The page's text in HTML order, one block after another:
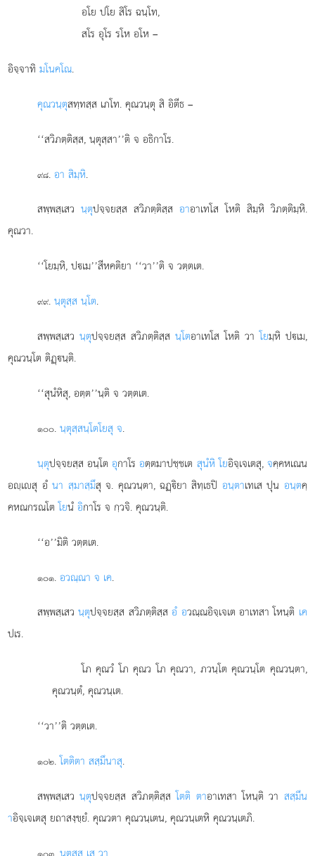
อโย ปโย สิโร ฉนฺโท,
สโร อุโร รโห อโห –
อิจฺจาทิมโนคโณ.
คุณวนฺตุสทฺทสฺส เภโท. คุณวนฺตุ สิ อิตีธ –
‘‘สวิภตฺติสฺส, นฺตุสฺสา’’ติ จ อธิกาโร.
๙๘.อา สิมฺหิ.
สพฺพสฺเสว นฺตุปจฺจยสฺส สวิภตฺติสฺส อาอาเทโส โหติ สิมฺหิ วิภตฺติมฺหิ.
คุณวา.
‘‘โยมฺหิ, ปเม’’สีหคติยา ‘‘วา’’ติ จ วตฺตเต.
๙๙.นฺตุสฺส นฺโต.
สพฺพสฺเสว นฺตุปจฺจยสฺส สวิภตฺติสฺส นฺโตอาเทโส โหติ วาโยมฺหิ ปเม,
คุณวนฺโต ติฏฺนฺติ.
‘‘สุนํหิสุ, อตฺต’’นฺติ จ วตฺตเต.
๑๐๐.นฺตุสฺสนฺโตโยสุ จ.
นฺตุปจฺจยสฺส อนฺโตอุกาโรอตฺตมาปชฺชเต สุนํหิ โยอิจฺเจเตสุ, จคฺคหเณน
อฺเสุ อํนา สฺมาสฺมึสุ จ. คุณวนฺตา, ฉฏฺิยา สิทฺเธปิ อนฺตาเทเส ปุน อนฺตคฺ
คหณกรณโตโยนํอิกาโร จ กฺวจิ. คุณวนฺติ.
‘‘อ’’มิติ วตฺตเต.
๑๐๑.อวณฺณา จ เค.
สพฺพสฺเสวนฺตุปจฺจยสฺส สวิภตฺติสฺสอํ อวณฺณอิจฺเจเต อาเทสา โหนฺติ เค
ปเร.
โภ คุณวํ โภ คุณว โภ คุณวา, ภวนฺโต คุณวนฺโต คุณวนฺตา,
คุณวนฺตํ, คุณวนฺเต.
‘‘วา’’ติ วตฺตเต.
๑๐๒.โตติตา สสฺมึนาสุ.
สพฺพสฺเสวนฺตุปจฺจยสฺส สวิภตฺติสฺสโตติ ตาอาเทสา โหนฺติ วา สสฺมึน
าอิจฺเจเตสุ ยถาสงฺขฺยํ. คุณวตา คุณวนฺเตน, คุณวนฺเตหิ คุณวนฺเตภิ.